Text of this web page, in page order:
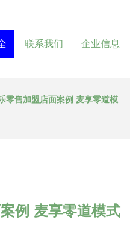
联系我们 企业信息
零售加盟店面案例 麦享零道模
例 麦享零道模式